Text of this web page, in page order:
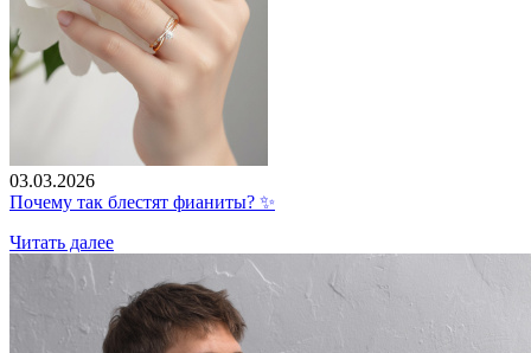
03.03.2026
Почему так блестят фианиты? ✨
Читать далее